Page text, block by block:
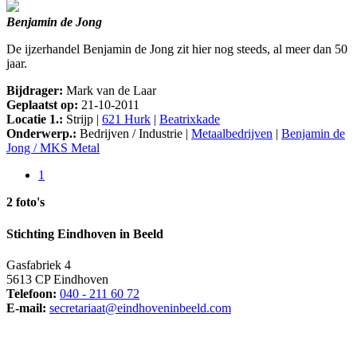
Benjamin de Jong
De ijzerhandel Benjamin de Jong zit hier nog steeds, al meer dan 50
jaar.
Bijdrager: Mark van de Laar
Geplaatst op: 21-10-2011
Locatie 1.: Strijp | 621 Hurk | Beatrixkade
Onderwerp.: Bedrijven / Industrie | Metaalbedrijven | Benjamin de
Jong / MKS Metal
1
2 foto's
Stichting Eindhoven in Beeld
Gasfabriek 4
5613 CP Eindhoven
Telefoon: 040 - 211 60 72
E-mail: secretariaat@eindhoveninbeeld.com